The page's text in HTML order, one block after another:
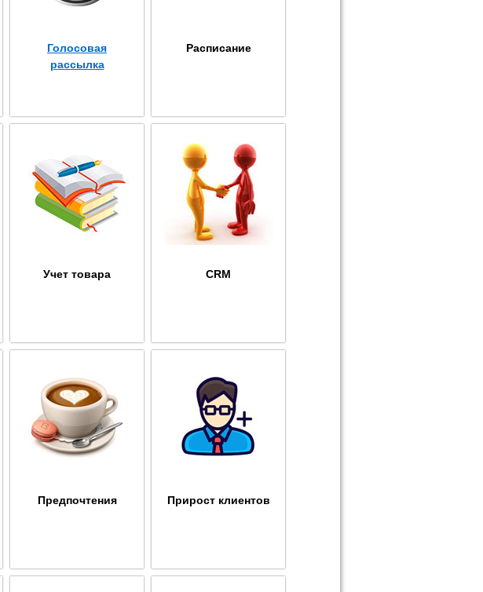
Голосовая
рассылка
Расписание
Учет товара CRM
Предпочтения Прирост клиентов